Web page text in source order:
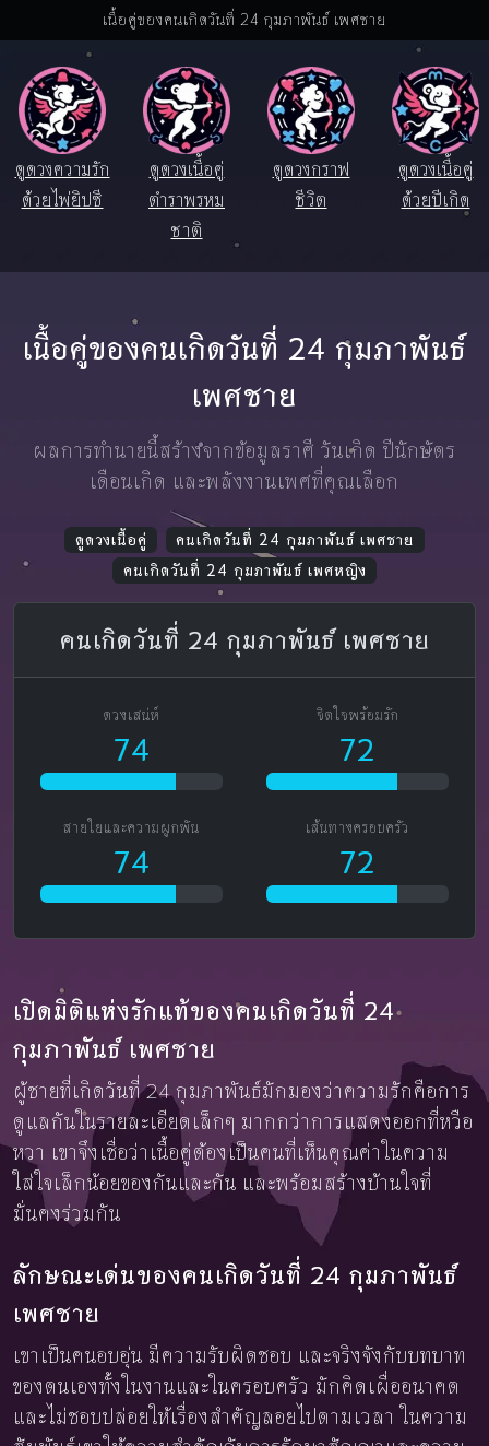
เนื้อคู่ของคนเกิดวันที่ 24 กุมภาพันธ์ เพศชาย
ดูดวงความรัก
ด้วยไพ่ยิปซี
ดูดวงเนื้อคู่
ตำราพรหม
ชาติ
ดูดวงกราฟ
ชีวิต
ดูดวงเนื้อคู่
ด้วยปีเกิด
เนื้อคู่ของคนเกิดวันที่ 24 กุมภาพันธ์
เพศชาย
ผลการทำนายนี้สร้างจากข้อมูลราศี วันเกิด ปีนักษัตร
เดือนเกิด และพลังงานเพศที่คุณเลือก
ดูดวงเนื้อคู่
คนเกิดวันที่ 24 กุมภาพันธ์ เพศชาย
คนเกิดวันที่ 24 กุมภาพันธ์ เพศหญิง
คนเกิดวันที่ 24 กุมภาพันธ์ เพศชาย
ดวงเสน่ห์
74
จิตใจพร้อมรัก
72
สายใยและความผูกพัน
74
เส้นทางครอบครัว
72
เปิดมิติแห่งรักแท้ของคนเกิดวันที่ 24
กุมภาพันธ์ เพศชาย
ผู้ชายที่เกิดวันที่ 24 กุมภาพันธ์มักมองว่าความรักคือการ
ดูแลกันในรายละเอียดเล็กๆ มากกว่าการแสดงออกที่หวือ
หวา เขาจึงเชื่อว่าเนื้อคู่ต้องเป็นคนที่เห็นคุณค่าในความ
ใส่ใจเล็กน้อยของกันและกัน และพร้อมสร้างบ้านใจที่
มั่นคงร่วมกัน
ลักษณะเด่นของคนเกิดวันที่ 24 กุมภาพันธ์
เพศชาย
เขาเป็นคนอบอุ่น มีความรับผิดชอบ และจริงจังกับบทบาท
ของตนเองทั้งในงานและในครอบครัว มักคิดเผื่ออนาคต
และไม่ชอบปล่อยให้เรื่องสำคัญลอยไปตามเวลา ในความ